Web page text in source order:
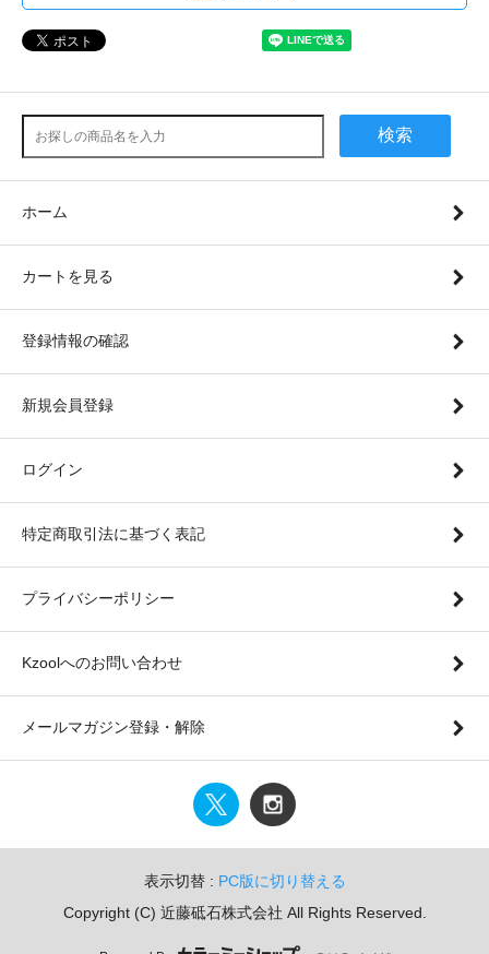
検索
ホーム
カートを見る
登録情報の確認
新規会員登録
ログイン
特定商取引法に基づく表記
プライバシーポリシー
Kzoolへのお問い合わせ
メールマガジン登録・解除
表示切替 : PC版に切り替える
Copyright (C) 近藤砥石株式会社 All Rights Reserved.